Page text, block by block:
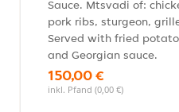
Sauce. Mtsvadi of:
pork ribs, sturgeon,
Served with fried
and Georgian sauce.
150,00 €
inkl. Pfand (0,00 €)